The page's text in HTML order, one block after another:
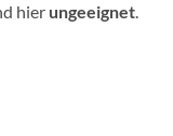
hier ungeeignet.